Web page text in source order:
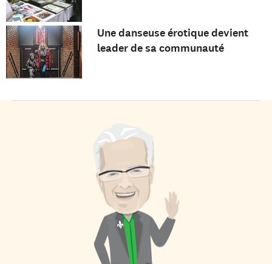
Une danseuse érotique devient
leader de sa communauté